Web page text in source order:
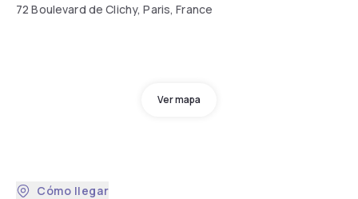
72 Boulevard de Clichy, Paris, France
Ver mapa
Cómo llegar